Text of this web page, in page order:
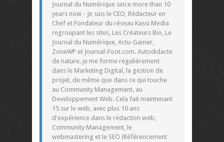
Journal du Numérique since more than 10
years now - Je suis le CEO, Rédacteur en
Chef et Fondateur du réseau Kassi Media
regroupant les sites, Les Créateurs Bio, Le
Journal du Numérique, Actu-Gamer,
ZoneWP et Journal-Foot.com. Autodidacte
de nature, je me forme régulièrement
dans le Marketing Digital, la gestion de
projet, de même que dans ce qui touche
au Community Management, au
Developpement Web. Cela fait maintenant
15 sur le web, avec plus 10 ans
d'expérience dans le rédaction web,
Community Management, le
webmastering et le SEO (Référencement